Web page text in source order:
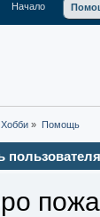
Начало
» Помощь